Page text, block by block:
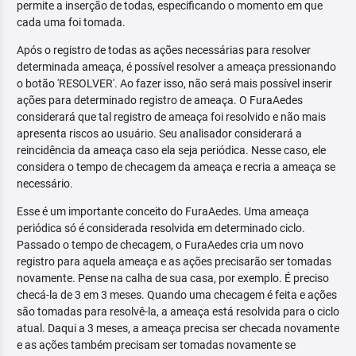
permite a inserção de todas, especificando o momento em que
cada uma foi tomada.
Após o registro de todas as ações necessárias para resolver
determinada ameaça, é possível resolver a ameaça pressionando
o botão 'RESOLVER'. Ao fazer isso, não será mais possível inserir
ações para determinado registro de ameaça. O FuraAedes
considerará que tal registro de ameaça foi resolvido e não mais
apresenta riscos ao usuário. Seu analisador considerará a
reincidência da ameaça caso ela seja periódica. Nesse caso, ele
considera o tempo de checagem da ameaça e recria a ameaça se
necessário.
Esse é um importante conceito do FuraAedes. Uma ameaça
periódica só é considerada resolvida em determinado ciclo.
Passado o tempo de checagem, o FuraAedes cria um novo
registro para aquela ameaça e as ações precisarão ser tomadas
novamente. Pense na calha de sua casa, por exemplo. É preciso
checá-la de 3 em 3 meses. Quando uma checagem é feita e ações
são tomadas para resolvê-la, a ameaça está resolvida para o ciclo
atual. Daqui a 3 meses, a ameaça precisa ser checada novamente
e as ações também precisam ser tomadas novamente se